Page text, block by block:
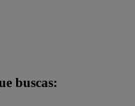
buscas: